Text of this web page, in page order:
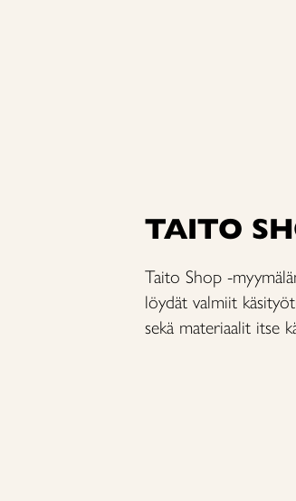
TAITO
Taito Shop -
löydät valmiit
sekä materiaalit itse